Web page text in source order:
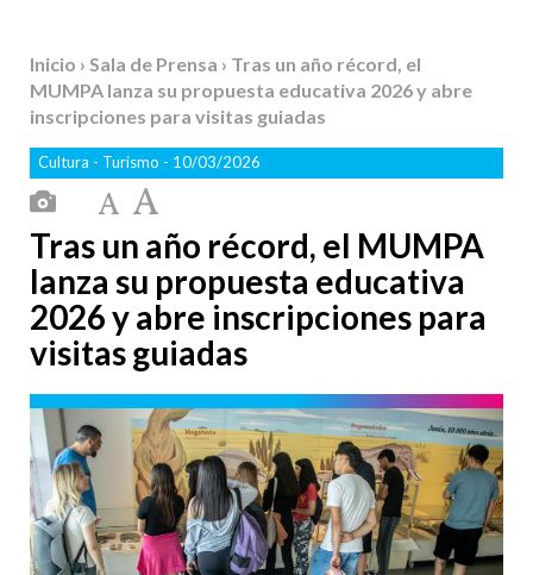
Inicio › Sala de Prensa › Tras un año récord, el
MUMPA lanza su propuesta educativa 2026 y abre
inscripciones para visitas guiadas
Cultura - Turismo - 10/03/2026
Tras un año récord, el MUMPA
lanza su propuesta educativa
2026 y abre inscripciones para
visitas guiadas